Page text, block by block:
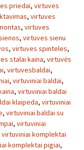
priedai, virtuves
, virtuves
, virtuves
, virtuves sienu
, virtuves spinteles,
stalai kaina, virtuvės
, virtuvesbaldai,
, virtuviniai baldai,
, virtuviniai baldai
klaipeda, virtuviniai
, virtuviniai baldai su
, virtuviniai
virtuviniai komplektai
komplektai pigiai,